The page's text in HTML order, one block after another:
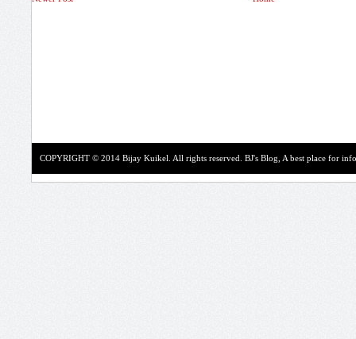
COPYRIGHT © 2014 Bijay Kuikel. All rights reserved. BJ's Blog, A best place for